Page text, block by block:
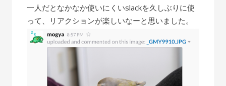
一人だとなかなか使いにくいslackを久しぶりに使
って、リアクションが楽しいなーと思いました。